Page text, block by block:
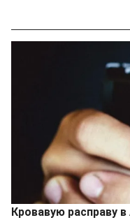
Кровавую расправу